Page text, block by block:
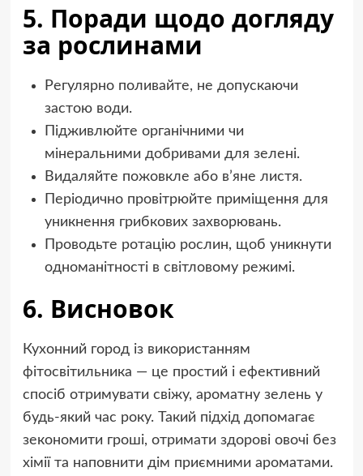
5. Поради щодо догляду
за рослинами
Регулярно поливайте, не допускаючи
застою води.
Підживлюйте органічними чи
мінеральними добривами для зелені.
Видаляйте пожовкле або в’яне листя.
Періодично провітрюйте приміщення для
уникнення грибкових захворювань.
Проводьте ротацію рослин, щоб уникнути
одноманітності в світловому режимі.
6. Висновок
Кухонний город із використанням
фітосвітильника — це простий і ефективний
спосіб отримувати свіжу, ароматну зелень у
будь-який час року. Такий підхід допомагає
зекономити гроші, отримати здорові овочі без
хімії та наповнити дім приємними ароматами.